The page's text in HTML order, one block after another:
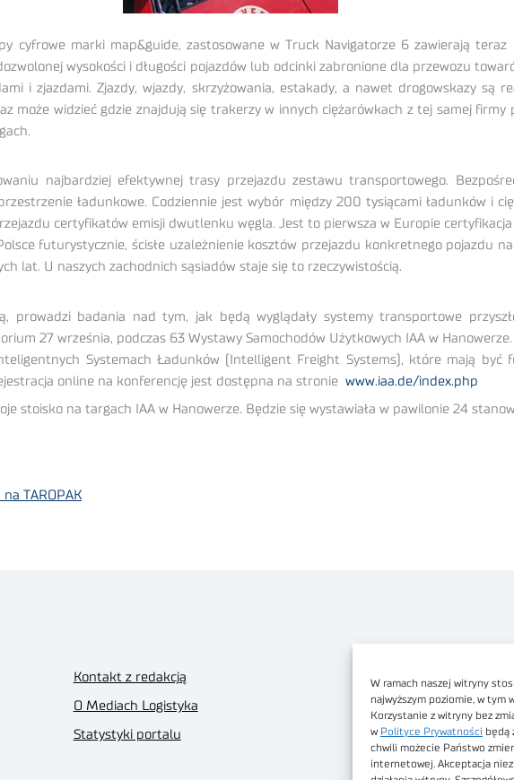
W ramach naszej witryny
najwyższym poziomie, w tym
Korzystanie z witryny bez
w Polityce Prywatności będą
chwili możecie Państwo
internetowej. Akceptacja
cyfrowe marki map&guide, zastosowane w Truck Navigatorze 6 zawierają
wysokości i długości pojazdów lub odcinki zabronione dla przewozu
i zjazdami. Zjazdy, wjazdy, skrzyżowania, estakady, a nawet drogowskazy są
może widzieć gdzie znajdują się trakerzy w innych ciężarówkach z tej samej firmy
najbardziej efektywnej trasy przejazdu zestawu transportowego.
ładunkowe. Codziennie jest wybór między 200 tysiącami ładunków i
certyfikatów emisji dwutlenku węgla. Jest to pierwsza w Europie
futurystycznie, ścisłe uzależnienie kosztów przejazdu konkretnego pojazdu
lat. U naszych zachodnich sąsiadów staje się to rzeczywistością.
prowadzi badania nad tym, jak będą wyglądały systemy transportowe
27 września, podczas 63 Wystawy Samochodów Użytkowych IAA w
Systemach Ładunków (Intelligent Freight Systems), które mają
online na konferencję jest dostępna na stronie www.iaa.de/index.php
stoisko na targach IAA w Hanowerze. Będzie się wystawiała w pawilonie 24
TAROPAK
Kontakt z redakcją
O Mediach Logistyka
Statystyki portalu